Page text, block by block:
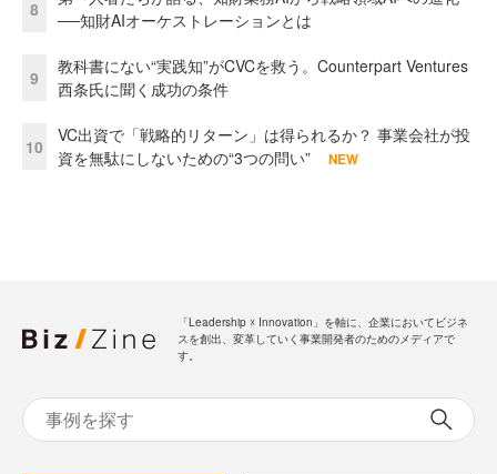
8
──知財AIオーケストレーションとは
9
教科書にない“実践知”がCVCを救う。Counterpart Ventures
西条氏に聞く成功の条件
10
VC出資で「戦略的リターン」は得られるか？ 事業会社が投
資を無駄にしないための“3つの問い”
NEW
「Leadership ☓ Innovation」を軸に、企業においてビジネ
スを創出、変革していく事業開発者のためのメディアで
す。